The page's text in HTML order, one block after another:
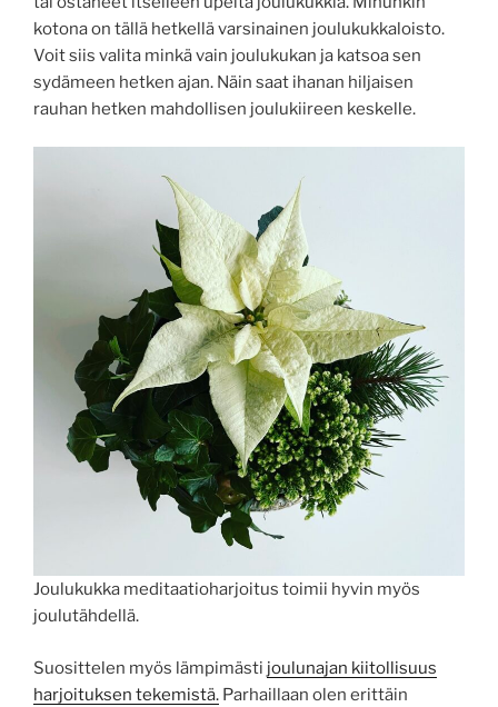
kotona on tällä hetkellä varsinainen joulukukkaloisto.
Voit siis valita minkä vain joulukukan ja katsoa sen
sydämeen hetken ajan. Näin saat ihanan hiljaisen
rauhan hetken mahdollisen joulukiireen keskelle.
Joulukukka meditaatioharjoitus toimii hyvin myös
joulutähdellä.
Suosittelen myös lämpimästi joulunajan kiitollisuus
harjoituksen tekemistä. Parhaillaan olen erittäin